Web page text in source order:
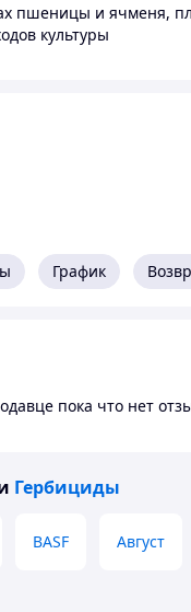
пшеницы и ячменя,
культуры
График
пока что нет
Гербициды
BASF Август